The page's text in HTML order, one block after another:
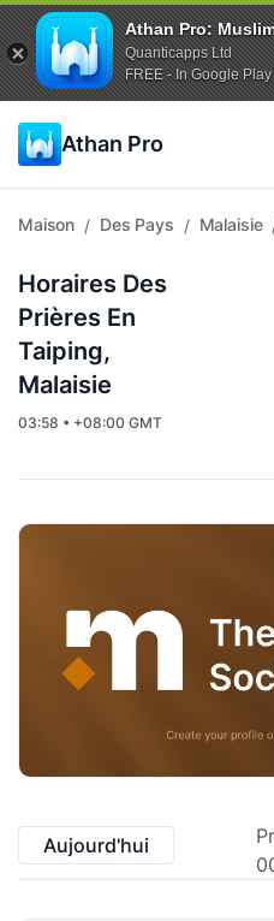
Athan Pro:
Quanticapps Ltd
FREE - In Google Play
Athan Pro
Maison / Des Pays / Malaisie
Horaires Des
Prières En
Taiping,
Malaisie
03:58 • +08:00 GMT
Aujourd'hui